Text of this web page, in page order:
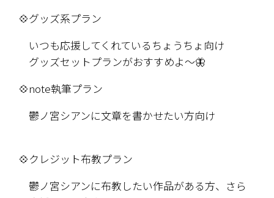
💠グッズ系プラン
いつも応援してくれているちょうちょ向け
グッズセットプランがおすすめよ～🦋
💠note執筆プラン
鬱ノ宮シアンに文章を書かせたい方向け
💠クレジット布教プラン
鬱ノ宮シアンに布教したい作品がある方、さら